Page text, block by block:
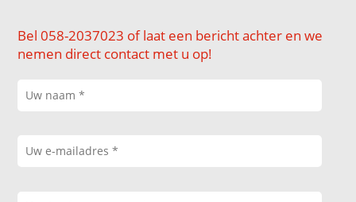
Bel 058-2037023 of laat een bericht achter en we
nemen direct contact met u op!